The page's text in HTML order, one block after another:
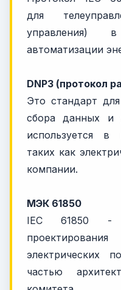
для
управления)
автоматизации
DNP3 (протокол
Это стандарт
сбора данных и
используется в
таких как
компании.
МЭК 61850
IEC 61850 -
электрических
частью